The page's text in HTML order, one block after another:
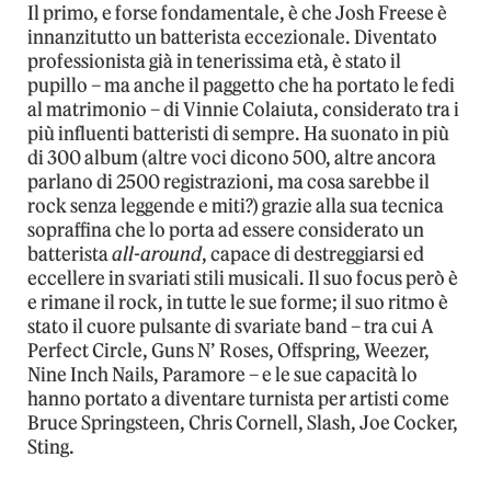
Il primo, e forse fondamentale, è che Josh Freese è
innanzitutto un batterista eccezionale. Diventato
professionista già in tenerissima età, è stato il
pupillo – ma anche il paggetto che ha portato le fedi
al matrimonio – di Vinnie Colaiuta, considerato tra i
più influenti batteristi di sempre. Ha suonato in più
di 300 album (altre voci dicono 500, altre ancora
parlano di 2500 registrazioni, ma cosa sarebbe il
rock senza leggende e miti?) grazie alla sua tecnica
sopraffina che lo porta ad essere considerato un
batteristaall-around, capace di destreggiarsi ed
eccellere in svariati stili musicali. Il suo focus però è
e rimane il rock, in tutte le sue forme; il suo ritmo è
stato il cuore pulsante di svariate band – tra cui A
Perfect Circle, Guns N’ Roses, Offspring, Weezer,
Nine Inch Nails, Paramore – e le sue capacità lo
hanno portato a diventare turnista per artisti come
Bruce Springsteen, Chris Cornell, Slash, Joe Cocker,
Sting.